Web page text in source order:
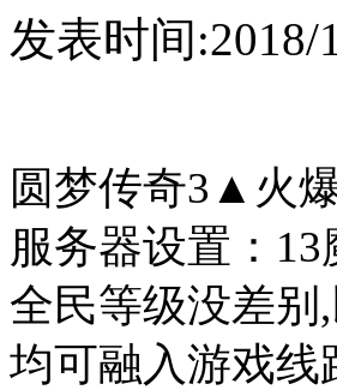
发表时间:2018/
圆梦传奇3▲火
服务器设置：
全民等级没差别
均可融入游戏线